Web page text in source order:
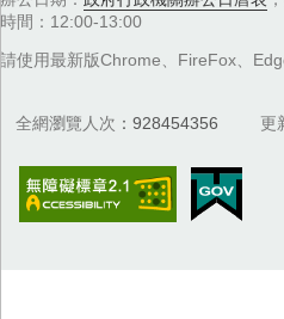
時間：12:00-13:00
請使用最新版Chrome、FireFox、
全網瀏覽人次 928454356 更